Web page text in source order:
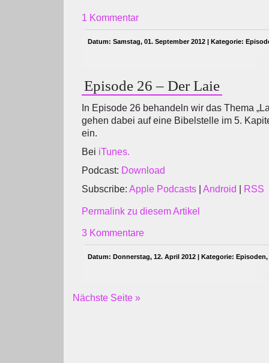
1 Kommentar
Datum: Samstag, 01. September 2012 | Kategorie:
Episode 26 – Der Laie
In Episode 26 behandeln wir das Thema
gehen dabei auf eine Bibelstelle im 5.
ein.
Bei iTunes.
Podcast: Download
Subscribe: Apple Podcasts Android RSS
Permalink zu diesem Artikel
3 Kommentare
Datum: Donnerstag, 12. April 2012 | Kategorie: Episoden,
Nächste Seite »